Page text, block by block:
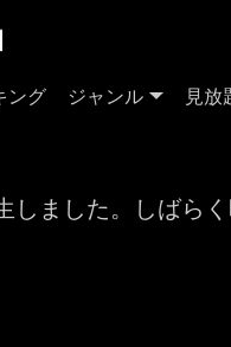
ング ジャンル 見放
しました。しばら